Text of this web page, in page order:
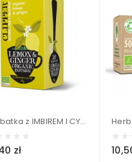
Herbatka z IMBIREM I CYTRYNĄ BIO (20 x 2,5 g) - CLIPPER 50 g
zł